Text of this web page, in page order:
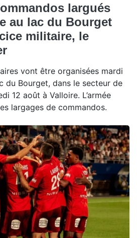
largués
au lac du Bourget
militaire, le
vont être organisées mardi
du Bourget, dans le secteur de
12 août à Valloire. L’armée
largages de commandos.